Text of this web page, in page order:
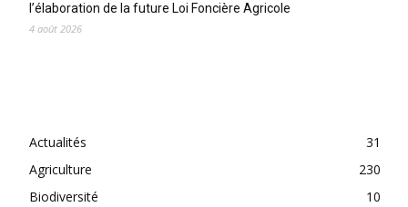
l’élaboration de la future Loi Foncière Agricole
4 août 2026
Actualités
31
Agriculture
230
Biodiversité
10